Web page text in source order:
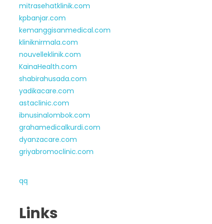
mitrasehatklinik.com
kpbanjar.com
kemanggisanmedical.com
kliniknirmala.com
nouvelleklinik.com
KainaHealth.com
shabirahusada.com
yadikacare.com
astaclinic.com
ibnusinalombok.com
grahamedicalkurdi.com
dyanzacare.com
griyabromoclinic.com
qq
Links